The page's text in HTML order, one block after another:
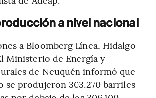
a nivel nacional
a Bloomberg Línea, Hidalgo
Ministerio de Energía y
de Neuquén informó que
se produjeron 303.270 barriles